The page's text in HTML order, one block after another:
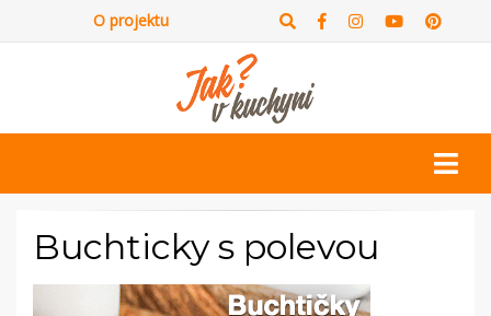
O projektu
Buchticky s polevou